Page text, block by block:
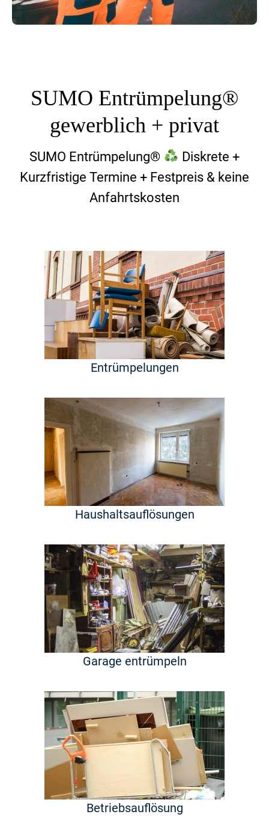
SUMO Entrümpelung®
gewerblich + privat
SUMO Entrümpelung®
Diskrete +
Kurzfristige Termine + Festpreis & keine
Anfahrtskosten
Entrümpelungen
Haushaltsauflösungen
Garage entrümpeln
Betriebsauflösung